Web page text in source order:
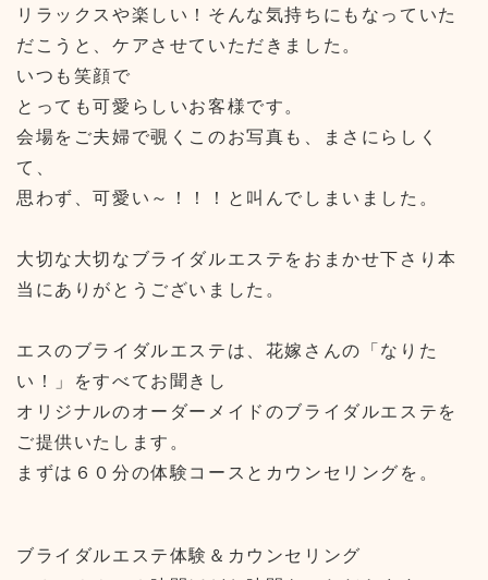
リラックスや楽しい！そんな気持ちにもなっていた
だこうと、ケアさせていただきました。
いつも笑顔で
とっても可愛らしいお客様です。
会場をご夫婦で覗くこのお写真も、まさにらしく
て、
思わず、可愛い～！！！と叫んでしまいました。
大切な大切なブライダルエステをおまかせ下さり本
当にありがとうございました。
エスのブライダルエステは、花嫁さんの「なりた
い！」をすべてお聞きし
オリジナルのオーダーメイドのブライダルエステを
ご提供いたします。
まずは６０分の体験コースとカウンセリングを。
ブライダルエステ体験＆カウンセリング